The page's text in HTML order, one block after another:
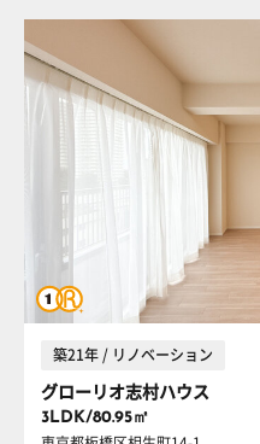
築21年 / リノベーション
グローリオ志村ハウス
3LDK/80.95㎡